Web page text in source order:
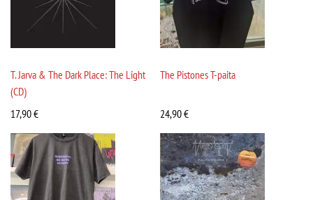
T. Jarva & The Dark Place: The Light
(CD)
17,90€
The Pistones T-paita
24,90€